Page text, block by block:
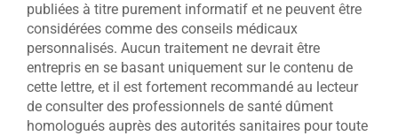
publiées à titre purement informatif et ne peuvent être
considérées comme des conseils médicaux
personnalisés. Aucun traitement ne devrait être
entrepris en se basant uniquement sur le contenu de
cette lettre, et il est fortement recommandé au lecteur
de consulter des professionnels de santé dûment
homologués auprès des autorités sanitaires pour toute